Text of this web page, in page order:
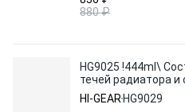
880 ₽
HG9025 !444ml\
течей радиатора и
(комерч. транспорт)
HI-GEAR HG9029